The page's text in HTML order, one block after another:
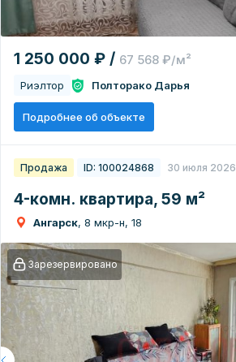
1 250 000 ₽ / 67 568 ₽/м²
Риэлтор Полторако Дарья
Подробнее об объекте
Продажа ID: 100024868 30 июля 2026
4-комн. квартира, 59 м²
Ангарск, 8 мкр-н, 18
Зарезервировано